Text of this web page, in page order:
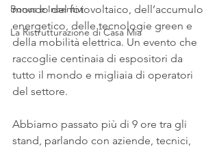
Bonus e Incentivi
La Ristrutturazione di Casa Mia
mondo del fotovoltaico, dell’accumulo
energetico, delle tecnologie green e
della mobilità elettrica. Un evento che
raccoglie centinaia di espositori da
tutto il mondo e migliaia di operatori
del settore.
Abbiamo passato più di 9 ore tra gli
stand, parlando con aziende, tecnici,